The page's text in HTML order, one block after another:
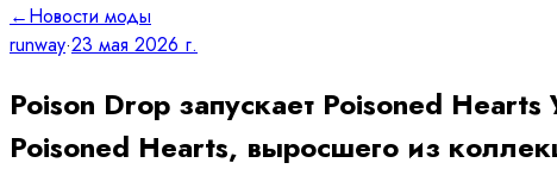
←Новости моды
runway·23 мая 2026 г.
Poison Drop запускает Poisoned
Poisoned Hearts, выросшего из